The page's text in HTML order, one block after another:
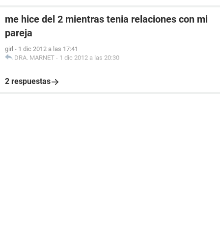
me hice del 2 mientras tenia relaciones con mi
pareja
girl - 1 dic 2012 a las 17:41
DRA. MARNET - 1 dic 2012 a las 20:30
2 respuestas